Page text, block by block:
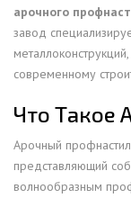
арочного
завод
современному
Что Такое
Арочный
представляющий
волнообразным